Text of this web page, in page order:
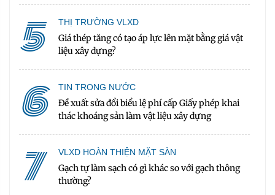
5 THỊ TRƯỜNG VLXD
Giá thép tăng có tạo áp lực lên mặt bằng giá vật
liệu xây dựng?
6 TIN TRONG NƯỚC
Đề xuất sửa đổi biểu lệ phí cấp Giấy phép khai
thác khoáng sản làm vật liệu xây dựng
7 VLXD HOÀN THIỆN MẶT SÀN
Gạch tự làm sạch có gì khác so với gạch thông
thường?